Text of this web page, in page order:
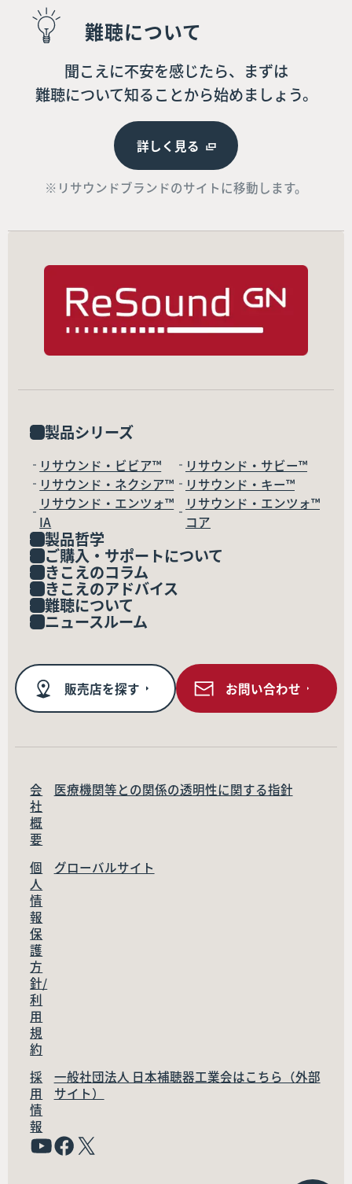
難聴について
聞こえに不安を感じたら、まずは
難聴について知ることから始めましょう。
詳しく見る
※リサウンドブランドのサイトに移動します。
製品シリーズ
リサウンド・ビビア™
リサウンド・サビー™
リサウンド・ネクシア™
リサウンド・キー™
リサウンド・エンツォ™
IA
リサウンド・エンツォ™
コア
製品哲学
ご購入・サポートについて
きこえのコラム
きこえのアドバイス
難聴について
ニュースルーム
販売店を探す お問い合わせ
会
社
概
要
医療機関等との関係の透明性に関する指針
個
人
情
報
保
護
方
針/
利
用
規
約
グローバルサイト
採
用
情
報
一般社団法人 日本補聴器工業会はこちら（外部
サイト）